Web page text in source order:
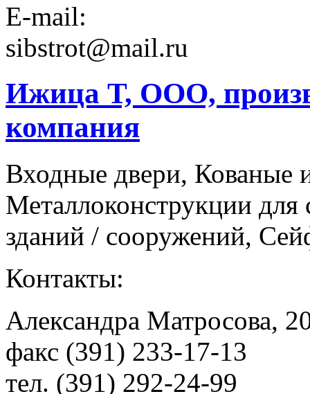
E-mail:
sibstrot@mail.ru
Ижица Т, ООО,
компания
Входные двери, Кованые
Металлоконструкции для
зданий / сооружений,
Контакты:
Александра Матросова,
факс (391) 233-17-13
тел. (391) 292-24-99